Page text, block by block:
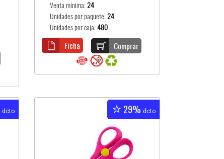
Venta mínima: 24
Unidades por paquete: 24
Unidades por caja: 480
Comprar
Ficha
dcto 29% dcto